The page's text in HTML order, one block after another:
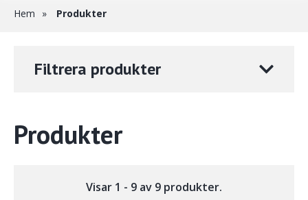
Länkstig
Hem Produkter
Filtrera produkter
Produkter
Visar 1 - 9 av 9 produkter.